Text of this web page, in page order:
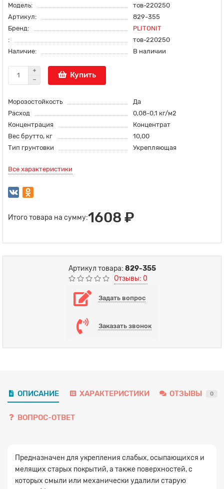
Модель:
тов-220250
Артикул:
829-355
Бренд:
PLITONIT
:
тов-220250
Наличие:
В наличии
Купить
Морозостойкость
Да
Расход
0,08-0,1 кг/м2
Концентрация
Концентрат
Вес брутто, кг
10,00
Тип грунтовки
Укрепляющая
Все характеристики
Итого товара на сумму:1608 ₽
Артикул товара: 829-355
Отзывы: 0
Задать вопрос
Заказать звонок
ОПИСАНИЕ ХАРАКТЕРИСТИКИ ОТЗЫВЫ 0
ВОПРОС-ОТВЕТ
Предназначен для укрепления слабых, осыпающихся и
мелящих старых покрытий, а также поверхностей, с
которых смыли или механически удалили старую